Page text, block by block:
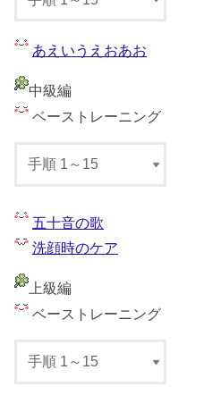
あえいうえおあお
中級編
ベーストレーニング
五十音の歌
洗顔時のケア
上級編
ベーストレーニング